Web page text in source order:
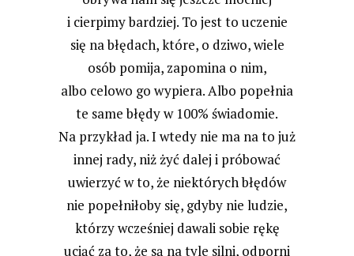
i cierpimy bardziej. To jest to uczenie
się na błędach, które, o dziwo, wiele
osób pomija, zapomina o nim,
albo celowo go wypiera. Albo popełnia
te same błędy w 100% świadomie.
Na przykład ja. I wtedy nie ma na to już
innej rady, niż żyć dalej i próbować
uwierzyć w to, że niektórych błędów
nie popełniłoby się, gdyby nie ludzie,
którzy wcześniej dawali sobie rękę
uciąć za to, że są na tyle silni, odporni